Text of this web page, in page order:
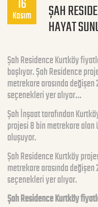
16
Kasım
ŞAH
HAYAT
Şah Residence Kurtköy
başlıyor. Şah Residence
metrekare arasında değişen
seçenekleri yer alıyor…
Şah İnşaat tarafından
projesi 8 bin metrekare alan
oluşuyor.
Şah Residence Kurtköy
metrekare arasında değişen
seçenekleri yer alıyor.
Şah Residence Kurtköy